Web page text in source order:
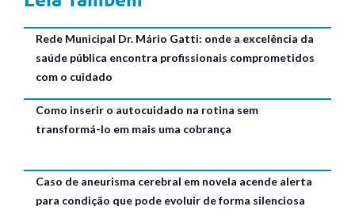
Rede Municipal Dr. Mário Gatti: onde a excelência da
saúde pública encontra profissionais comprometidos
com o cuidado
Como inserir o autocuidado na rotina sem
transformá-lo em mais uma cobrança
Caso de aneurisma cerebral em novela acende alerta
para condição que pode evoluir de forma silenciosa